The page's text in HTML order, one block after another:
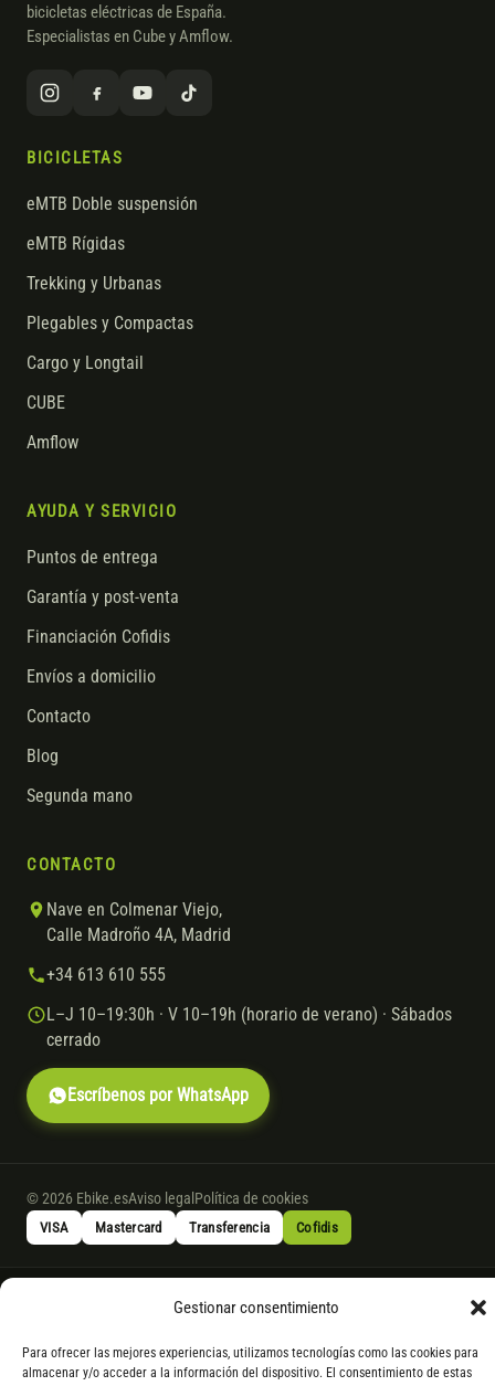
Gestionar consentimiento
Para ofrecer las mejores experiencias, utilizamos tecnologías como las cookies para
almacenar y/o acceder a la información del dispositivo. El consentimiento de estas
bicicletas eléctricas de España.
Especialistas en Cube y Amflow.
BICICLETAS
eMTB Doble suspensión
eMTB Rígidas
Trekking y Urbanas
Plegables y Compactas
Cargo y Longtail
CUBE
Amflow
AYUDA Y SERVICIO
Puntos de entrega
Garantía y post-venta
Financiación Cofidis
Envíos a domicilio
Contacto
Blog
Segunda mano
CONTACTO
Nave en Colmenar Viejo,
Calle Madroño 4A, Madrid
+34 613 610 555
L–J 10–19:30h · V 10–19h (horario de verano) · Sábados
cerrado
Escríbenos por WhatsApp
© 2026 Ebike.esAviso legal Política de cookies
VISA Mastercard Transferencia Cofidis
los detalles
por WhatsApp.
* Los modelos con entrega inmediata se envían 24 h laborables tras el